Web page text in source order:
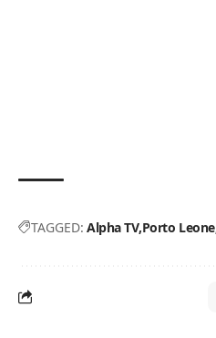
TAGGED: Alpha TV Porto Leone